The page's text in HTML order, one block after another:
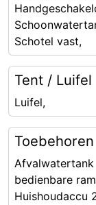
Schotel vast,
Tent / Luifel
Luifel,
bedienbare
Huishoudaccu